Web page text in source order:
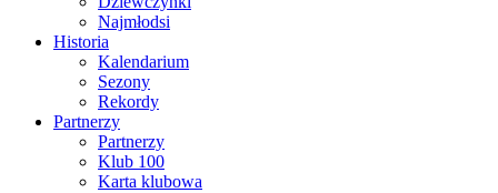
Najmłodsi
Historia
Kalendarium
Sezony
Rekordy
Partnerzy
Partnerzy
Klub 100
Karta klubowa